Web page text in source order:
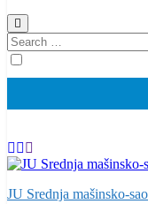
Search
for:
JU Srednja mašinsko-